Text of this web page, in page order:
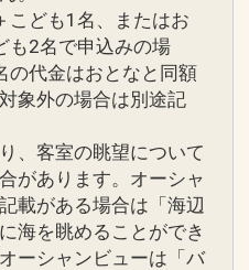
こども1名、またはお
も2名で申込みの場
の代金はおとなと同額
象外の場合は別途記
、客室の眺望について
があります。オーシャ
載がある場合は「海辺
海を眺めることができ
ーシャンビューは「バ